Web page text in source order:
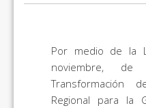
Por medio de la
noviembre,
Transformación
Regional para la